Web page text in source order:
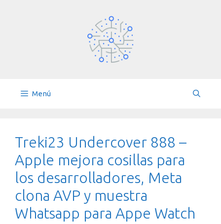
Menú
Treki23 Undercover 888 –
Apple mejora cosillas para
los desarrolladores, Meta
clona AVP y muestra
Whatsapp para Appe Watch